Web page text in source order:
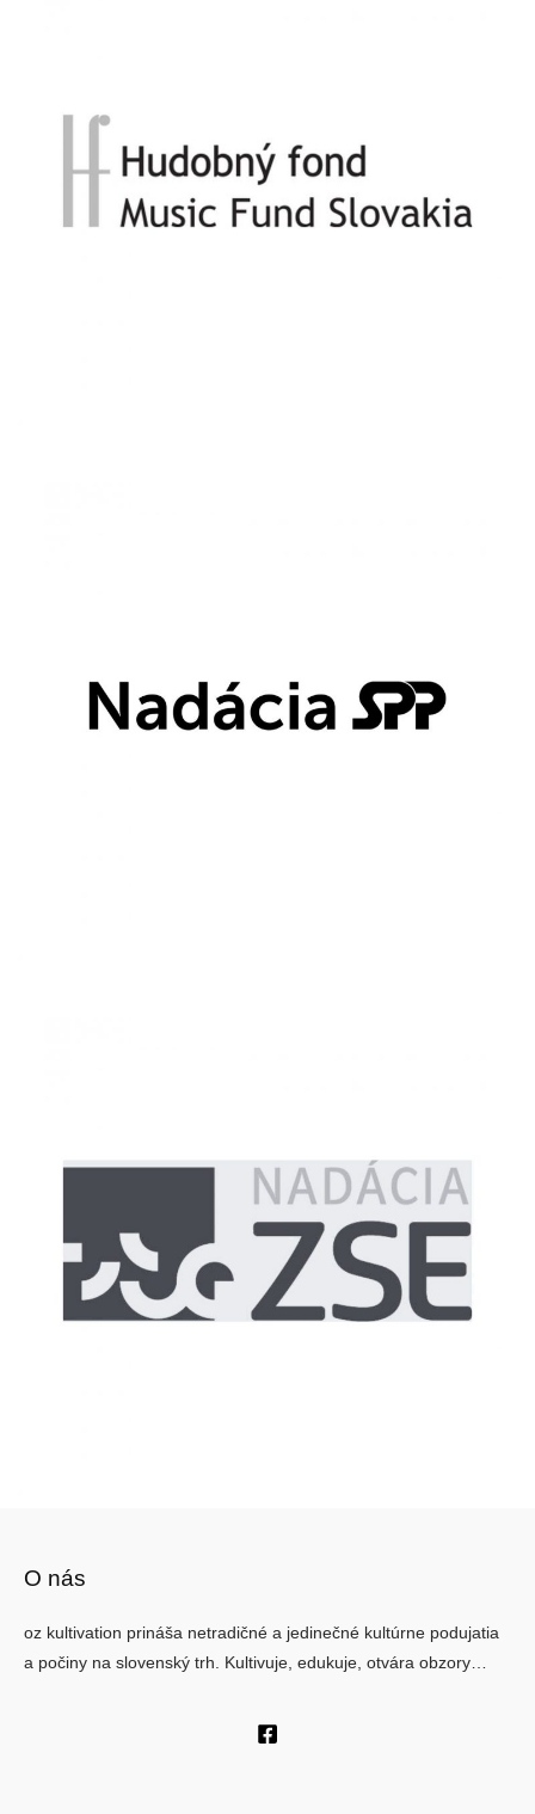
O nás
oz kultivation prináša netradičné a jedinečné kultúrne podujatia
a počiny na slovenský trh. Kultivuje, edukuje, otvára obzory…